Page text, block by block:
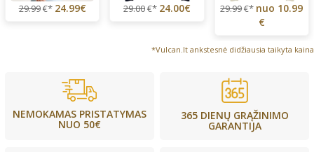
29.99€* 24.99€ 29.00€* 24.00€ 29.99€* nuo 10.99
€
*Vulcan.lt ankstesnė didžiausia taikyta kaina
NEMOKAMAS PRISTATYMAS
NUO 50€
365 DIENŲ GRĄŽINIMO
GARANTIJA